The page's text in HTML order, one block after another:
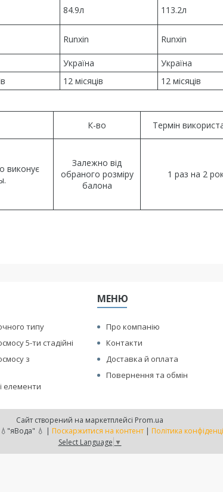
84.9л 113.2л
Runxin Runxin
Україна
Україна
12 місяців
12 місяців
К-во Термін
виконує
Залежно від
обраного розміру
балона
1 раз на 2
типу
5-ти стадійні
з
елементи
МЕНЮ
Про компанію
Контакти
Доставка й оплата
Повернення та обмін
Сайт створений на маркетплейсі Prom.ua
Интернет магазин 💧"яВода" 💧 | Поскаржитися на контент | Політика
Select Language ▼